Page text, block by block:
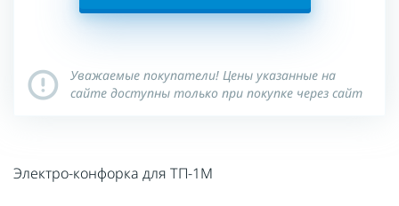
Уважаемые покупатели! Цены указанные на
сайте доступны только при покупке через сайт
Электро-конфорка для ТП-1М